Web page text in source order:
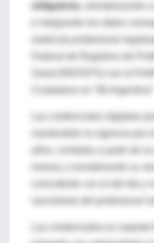
obligatoria
e integrando los datos
matrícula profesional
Federal de Registros de
Salud (REFEPS) con el
Ciudadano en “Mi Argentina”.
Las credenciales digitales
mantendrán la vigencia por
Las credenciales en soporte